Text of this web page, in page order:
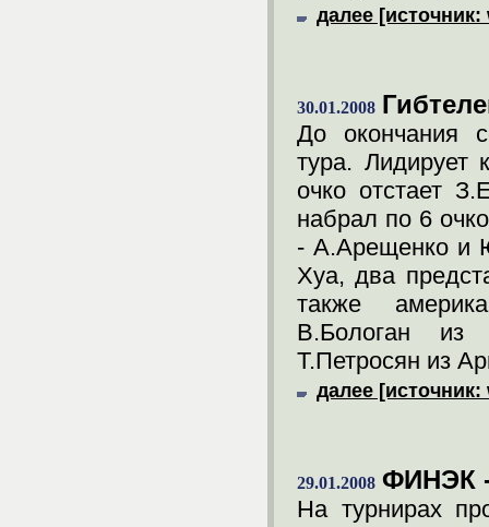
далее
30.01.2008
До окончания
тура.
очко отстает
набрал по 6
- А.Арещенко и
Хуа, два
также
В.Бологан из
Т.Петросян из
далее
29.01.2008 ФИНЭК -
На турнирах